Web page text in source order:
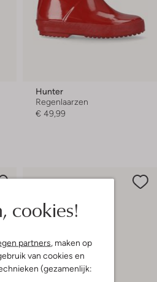
cookies!
partners , maken op
van cookies en
(gezamenlijk:
Hunter
Regenlaarzen
€ 49,99